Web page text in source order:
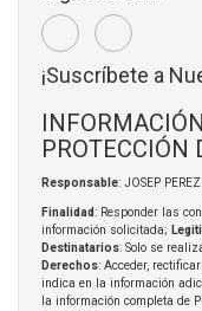
¡Suscríbete a
PROTECCIÓN
Responsable: JOSEP PEREZ
Finalidad: Responder las
información solicitada;
Destinatarios: Solo se
Derechos: Acceder,
indica en la información
la información completa de